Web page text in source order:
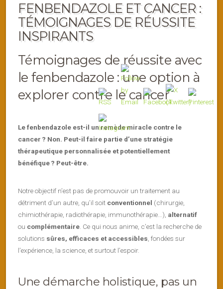
FENBENDAZOLE ET CANCER :
TÉMOIGNAGES DE RÉUSSITE
INSPIRANTS
Témoignages de réussite avec
le fenbendazole : une option à
explorer contre le cancer
Le fenbendazole est-il un remède miracle contre le
cancer ? Non. Peut-il faire partie d’une stratégie
thérapeutique personnalisée et potentiellement
bénéfique ? Peut-être.
Notre objectif n’est pas de promouvoir un traitement au
détriment d’un autre, qu’il soit conventionnel (chirurgie,
chimiothérapie, radiothérapie, immunothérapie…), alternatif
ou complémentaire . Ce qui nous anime, c’est la recherche de
solutions sûres, efficaces et accessibles , fondées sur
l’expérience, la science, et surtout l’espoir.
Une démarche holistique, pas un